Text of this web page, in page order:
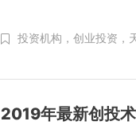
投资机构，创业投资，
2019年最新创投术